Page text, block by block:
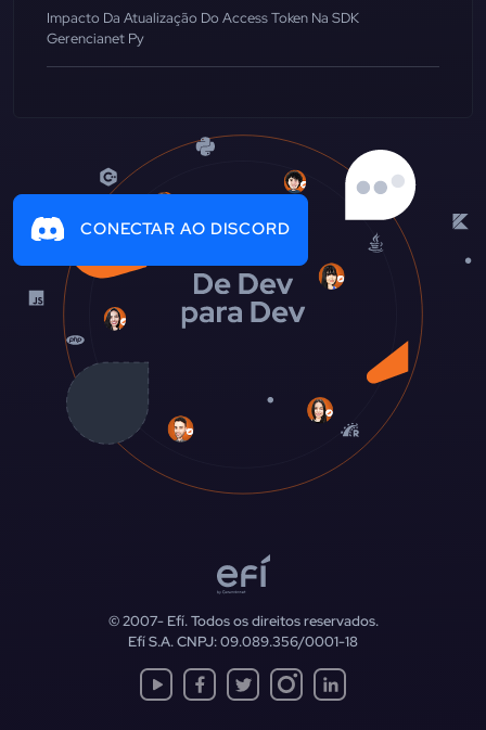
Impacto Da Atualização Do Access Token Na SDK
Gerencianet Py
CONECTAR AO DISCORD
© 2007-Efí. Todos os direitos reservados.
Efí S.A. CNPJ: 09.089.356/0001-18